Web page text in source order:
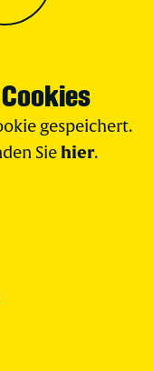
gespeichert.
Sie hier.